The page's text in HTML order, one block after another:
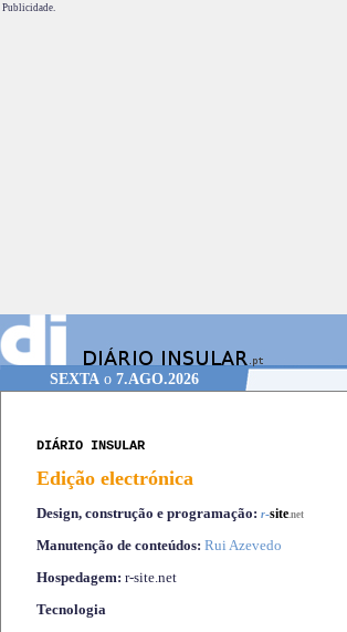
Publicidade.
SEXTA o 7.AGO.2026
DIÁRIO INSULAR
Edição electrónica
Design, construção e programação: r-site.net
Manutenção de conteúdos: Rui Azevedo
Hospedagem: r-site.net
Tecnologia